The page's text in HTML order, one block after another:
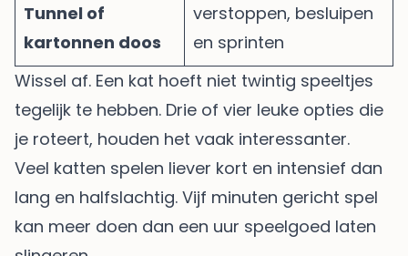
Tunnel of
kartonnen doos
verstoppen, besluipen
en sprinten
Wissel af. Een kat hoeft niet twintig speeltjes
tegelijk te hebben. Drie of vier leuke opties die
je roteert, houden het vaak interessanter.
Veel katten spelen liever kort en intensief dan
lang en halfslachtig. Vijf minuten gericht spel
kan meer doen dan een uur speelgoed laten